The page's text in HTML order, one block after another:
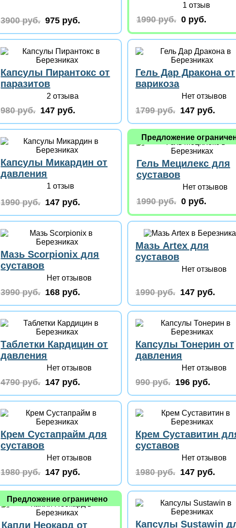
3900 руб. 975 руб.
1 отзыв
1990 руб. 0 руб.
Капсулы Пирантокс от
паразитов
2 отзыва
980 руб. 147 руб.
Гель Дар Дракона от
варикоза
Нет отзывов
1799 руб. 147 руб.
Капсулы Микардин от
давления
1 отзыв
1990 руб. 147 руб.
Гель Мецилекс для
суставов
Нет отзывов
1990 руб. 0 руб.
Предложение
Мазь Scorpionix для
суставов
Нет отзывов
3990 руб. 168 руб.
Мазь Artex для
суставов
Нет отзывов
1990 руб. 147 руб.
Таблетки Кардицин от
давления
Нет отзывов
4790 руб. 147 руб.
Капсулы Тонерин от
давления
Нет отзывов
990 руб. 196 руб.
Крем Сустапрайм для
суставов
Нет отзывов
1980 руб. 147 руб.
Крем Суставитин
суставов
Нет отзывов
1980 руб. 147 руб.
Капли Неокард от
Предложение ограничено
Капсулы Sustawin